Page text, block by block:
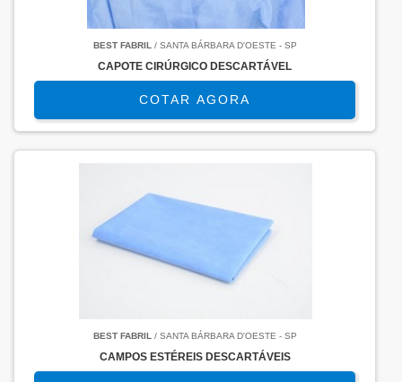
BEST FABRIL / SANTA BÁRBARA D'OESTE - SP
CAPOTE CIRÚRGICO DESCARTÁVEL
COTAR AGORA
BEST FABRIL / SANTA BÁRBARA D'OESTE - SP
CAMPOS ESTÉREIS DESCARTÁVEIS